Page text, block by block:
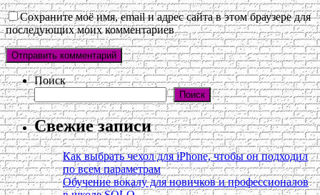
Сохраните моё имя, email и адрес сайта в этом браузере для
последующих моих комментариев
Поиск
Поиск
Свежие записи
Как выбрать чехол для iPhone, чтобы он подходил
по всем параметрам
Обучение вокалу для новичков и профессионалов